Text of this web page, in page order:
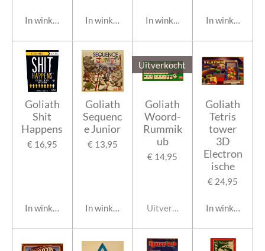
In winkelwagen In winkelwagen In winkelwagen In
Goliath
Shit
Happens
€ 16,95
In winkelwagen
Goliath
Sequenc
e Junior
€ 13,95
In winkelwagen
Uitverkocht
Goliath
Woord-
Rummik
ub
€ 14,95
Uitverkocht
Goliath
Tetris
tower
3D
Electron
ische
€ 24,95
In